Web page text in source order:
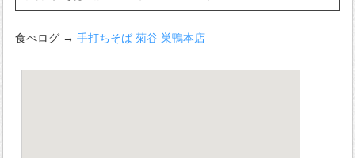
食べログ →手打ちそば 菊谷 巣鴨本店